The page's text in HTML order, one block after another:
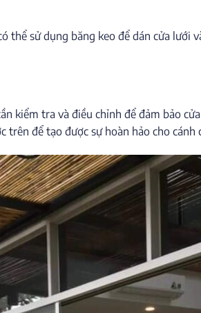
thể sử dụng băng keo để dán cửa lưới
kiểm tra và điều chỉnh để đảm bảo
để tạo được sự hoàn hảo cho cánh